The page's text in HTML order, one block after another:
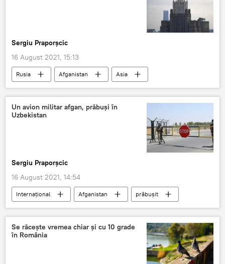
Sergiu Praporșcic
16 August 2021, 15:13
Rusia Afganistan
Asia
Aliați
ruși Taliban Rusia
Un avion militar afgan, prăbuși în
Uzbekistan
Sergiu Praporșcic
16 August 2021, 14:54
Internaţional Afganistan
prăbușit
Uzbekistan
Avion de vânătoare
avion de luptă
Se răcește vremea chiar și cu 10 grade
în România